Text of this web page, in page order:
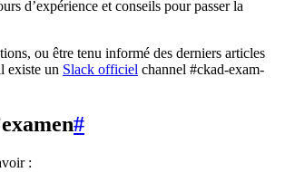
d’expérience et conseils pour passer la
ou être tenu informé des derniers articles
existe un Slack officiel channel #ckad-exam-
#
: